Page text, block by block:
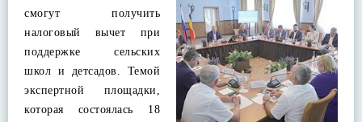
смогут получить
налоговый вычет при
поддержке сельских
школ и детсадов. Темой
экспертной площадки,
которая состоялась 18